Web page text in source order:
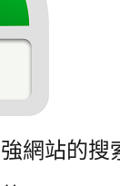
網站的搜